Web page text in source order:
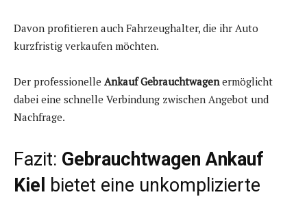
Davon profitieren auch Fahrzeughalter, die ihr Auto
kurzfristig verkaufen möchten.
Der professionelle Ankauf Gebrauchtwagen ermöglicht
dabei eine schnelle Verbindung zwischen Angebot und
Nachfrage.
Fazit: Gebrauchtwagen Ankauf
Kiel bietet eine unkomplizierte